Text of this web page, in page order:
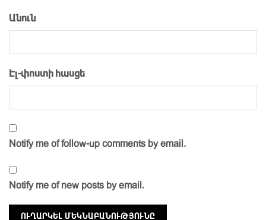
Անուն
Էլ-փոստի հասցե
Notify me of follow-up comments by email.
Notify me of new posts by email.